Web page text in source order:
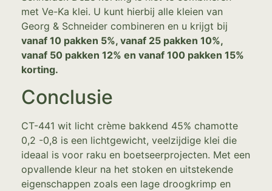
met Ve-Ka klei. U kunt hierbij alle kleien van
Georg & Schneider combineren en u krijgt bij
vanaf 10 pakken 5%, vanaf 25 pakken 10%,
vanaf 50 pakken 12% en vanaf 100 pakken 15%
korting.
Conclusie
CT-441 wit licht crème bakkend 45% chamotte
0,2 -0,8 is een lichtgewicht, veelzijdige klei die
ideaal is voor raku en boetseerprojecten. Met een
opvallende kleur na het stoken en uitstekende
eigenschappen zoals een lage droogkrimp en